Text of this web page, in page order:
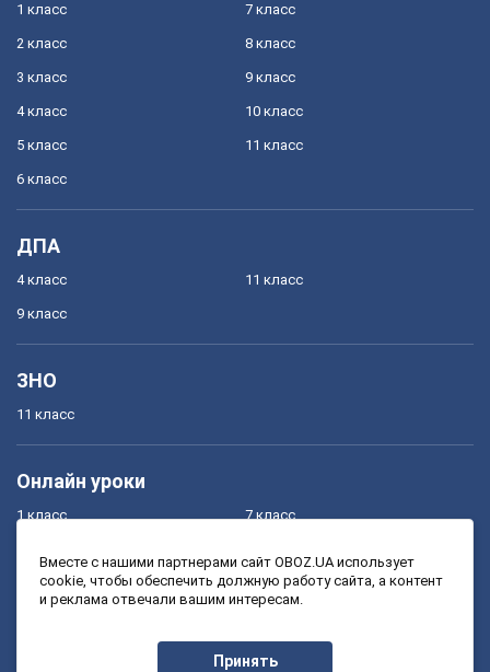
1 класс
2 класс
3 класс
4 класс
5 класс
6 класс
7 класс
8 класс
9 класс
10 класс
11 класс
ДПА
4 класс
9 класс
11 класс
ЗНО
11 класс
Онлайн уроки
1 класс
3 класс
7 класс
9 класс
Вместе с нашими партнерами сайт OBOZ.UA использует
cookie, чтобы обеспечить должную работу сайта, а контент
и реклама отвечали вашим интересам.
Принять